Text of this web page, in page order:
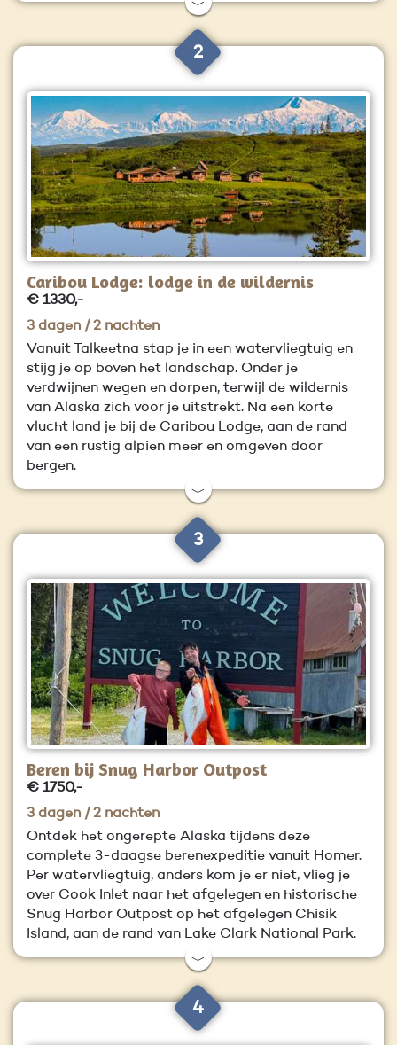
﹀
2
Caribou Lodge: lodge in de wildernis
€ 1330,-
3 dagen / 2 nachten
Vanuit Talkeetna stap je in een watervliegtuig en
stijg je op boven het landschap. Onder je
verdwijnen wegen en dorpen, terwijl de wildernis
van Alaska zich voor je uitstrekt. Na een korte
vlucht land je bij de Caribou Lodge, aan de rand
van een rustig alpien meer en omgeven door
bergen.
﹀
3
Beren bij Snug Harbor Outpost
€ 1750,-
3 dagen / 2 nachten
Ontdek het ongerepte Alaska tijdens deze
complete 3-daagse berenexpeditie vanuit Homer.
Per watervliegtuig, anders kom je er niet, vlieg je
over Cook Inlet naar het afgelegen en historische
Snug Harbor Outpost op het afgelegen Chisik
Island, aan de rand van Lake Clark National Park.
﹀
4